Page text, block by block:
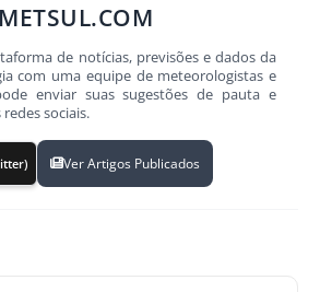
METSUL.COM
de notícias, previsões e dados da
com uma equipe de meteorologistas e
enviar suas sugestões de pauta e
sociais.
Ver Artigos Publicados